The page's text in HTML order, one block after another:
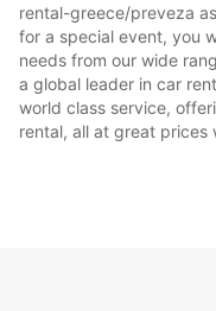
rental-greece/preveza
for a special event, you
needs from our wide
a global leader in car
world class service,
rental, all at great prices